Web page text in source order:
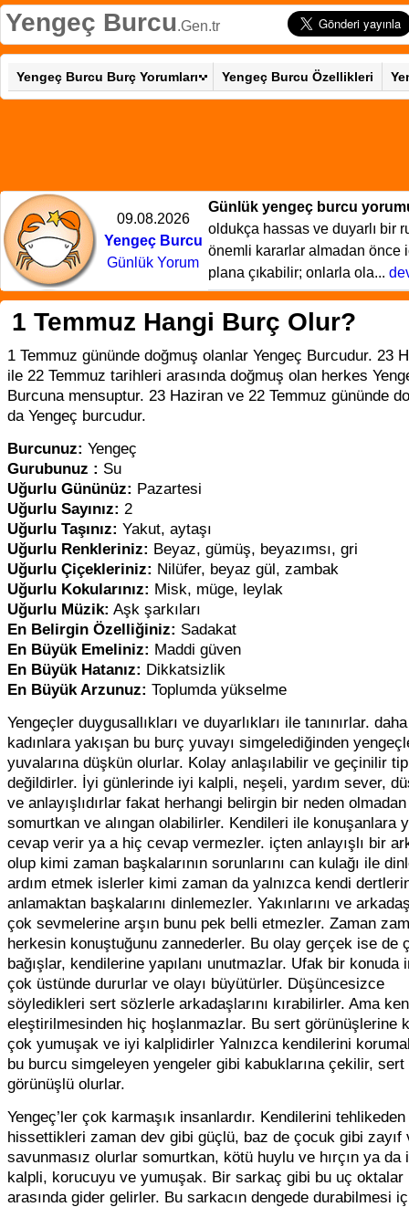
Yengeç Burcu.Gen.tr
Yengeç Burcu Burç Yorumları Yengeç Burcu Özellikleri
09.08.2026
Yengeç Burcu
Günlük Yorum
Günlük yengeç burcu
oldukça hassas ve duyarlı bir
önemli kararlar almadan önce
plana çıkabilir; onlarla ola...
1 Temmuz Hangi Burç Olur?
1 Temmuz gününde doğmuş olanlar Yengeç Burcudur. 23
ile 22 Temmuz tarihleri arasında doğmuş olan herkes
Burcuna mensuptur. 23 Haziran ve 22 Temmuz gününde
da Yengeç burcudur.
Burcunuz: Yengeç
Gurubunuz : Su
Uğurlu Gününüz: Pazartesi
Uğurlu Sayınız: 2
Uğurlu Taşınız: Yakut, aytaşı
Uğurlu Renkleriniz: Beyaz, gümüş, beyazımsı, gri
Uğurlu Çiçekleriniz: Nilüfer, beyaz gül, zambak
Uğurlu Kokularınız: Misk, müge, leylak
Uğurlu Müzik: Aşk şarkıları
En Belirgin Özelliğiniz: Sadakat
En Büyük Emeliniz: Maddi güven
En Büyük Hatanız: Dikkatsizlik
En Büyük Arzunuz: Toplumda yükselme
Yengeçler duygusallıkları ve duyarlıkları ile tanınırlar.
kadınlara yakışan bu burç yuvayı simgelediğinden
yuvalarına düşkün olurlar. Kolay anlaşılabilir ve geçinilir
değildirler. İyi günlerinde iyi kalpli, neşeli, yardım sever,
ve anlayışlıdırlar fakat herhangi belirgin bir neden olmadan
somurtkan ve alıngan olabilirler. Kendileri ile konuşanlara
cevap verir ya a hiç cevap vermezler. içten anlayışlı bir
olup kimi zaman başkalarının sorunlarını can kulağı ile
ardım etmek islerler kimi zaman da yalnızca kendi
anlamaktan başkalarını dinlemezler. Yakınlarını ve
çok sevmelerine arşın bunu pek belli etmezler. Zaman
herkesin konuştuğunu zannederler. Bu olay gerçek ise de
bağışlar, kendilerine yapılanı unutmazlar. Ufak bir konuda
çok üstünde dururlar ve olayı büyütürler. Düşüncesizce
söyledikleri sert sözlerle arkadaşlarını kırabilirler. Ama
eleştirilmesinden hiç hoşlanmazlar. Bu sert görünüşlerine
çok yumuşak ve iyi kalplidirler Yalnızca kendilerini
bu burcu simgeleyen yengeler gibi kabuklarına çekilir, sert
görünüşlü olurlar.
Yengeç’ler çok karmaşık insanlardır. Kendilerini tehlikeden
hissettikleri zaman dev gibi güçlü, baz de çocuk gibi zayıf
savunmasız olurlar somurtkan, kötü huylu ve hırçın ya da
kalpli, korucuyu ve yumuşak. Bir sarkaç gibi bu uç oktalar
arasında gider gelirler. Bu sarkacın dengede durabilmesi